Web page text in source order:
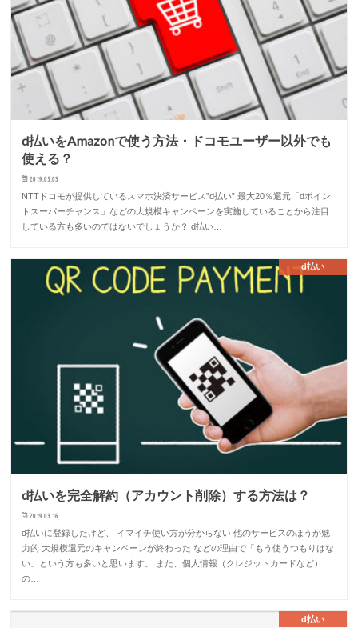
d払いをAmazonで使う方法・ドコモユーザー以外でも
使える？
2019.05.03
NTTドコモが提供しているスマホ決済サービス”d払い” 最大20％還元「dポイン
トスーパーチャンス」などの大規模キャンペーンを実施していることから注目
している方も多いのではないでしょうか？ d払い…
d払い
d払いを完全解約（アカウント削除）する方法は？
2019.03.16
d払いに登録したけど、 イマイチ使い方が分からない 他のサービスのほうが魅
力的 大規模還元のキャンペーンが終わった などの理由で「もう使うつもりはな
い」という方も多いと思います。 また、個人情報（クレジットカードなど）
の…
d払い